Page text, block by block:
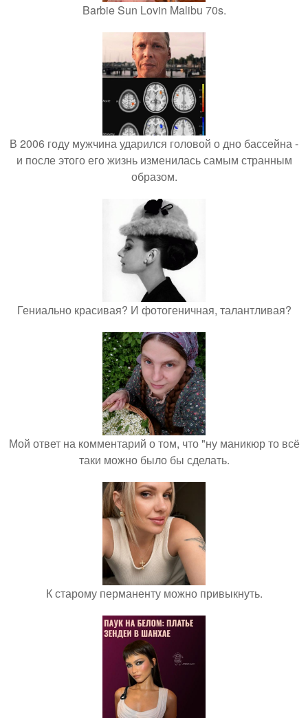
Barbie Sun Lovin Malibu 70s.
В 2006 году мужчина ударился головой о дно бассейна -
и после этого его жизнь изменилась самым странным
образом.
Гениально красивая? И фотогеничная, талантливая?
Мой ответ на комментарий о том, что "ну маникюр то всё
таки можно было бы сделать.
К старому перманенту можно привыкнуть.